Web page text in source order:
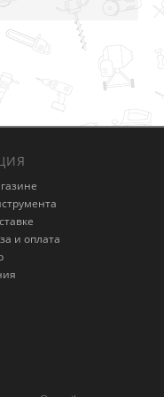
Код товара: DF333DWYE
и оплата